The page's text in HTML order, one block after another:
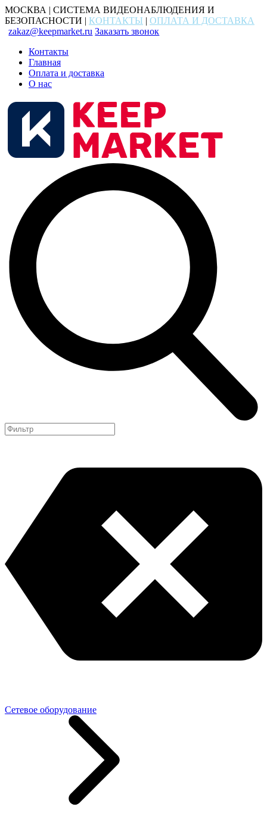
МОСКВА | СИСТЕМА ВИДЕОНАБЛЮДЕНИЯ И
БЕЗОПАСНОСТИ | КОНТАКТЫ | ОПЛАТА И ДОСТАВКА
zakaz@keepmarket.ru Заказать звонок
Контакты
Главная
Оплата и доставка
О нас
Сетевое оборудование